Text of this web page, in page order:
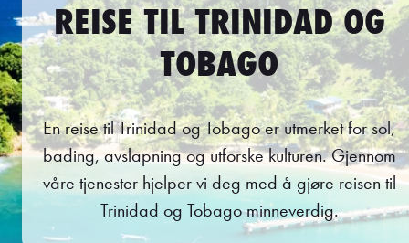
REISE TIL TRINIDAD OG
TOBAGO
En reise til Trinidad og Tobago er utmerket for sol,
bading, avslapning og utforske kulturen. Gjennom
våre tjenester hjelper vi deg med å gjøre reisen til
Trinidad og Tobago minneverdig.